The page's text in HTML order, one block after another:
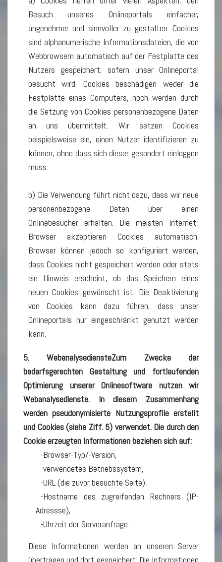
Besuch unseres Onlineportals einfacher,
angenehmer und sinnvoller zu gestalten. Cookies
sind alphanumerische Informationsdateien, die von
Webbrowsern automatisch auf der Festplatte des
Nutzers gespeichert, sofern unser Onlineportal
besucht wird. Cookies beschädigen weder die
Festplatte eines Computers, noch werden durch
die Setzung von Cookies personenbezogene Daten
an uns übermittelt. Wir setzen Cookies
beispielsweise ein, einen Nutzer identifizieren zu
können, ohne dass sich dieser gesondert einloggen
muss.
b) Die Verwendung führt nicht dazu, dass wir neue
personenbezogene Daten über einen
Onlinebesucher erhalten. Die meisten Internet-
Browser akzeptieren Cookies automatisch.
Browser können jedoch so konfiguriert werden,
dass Cookies nicht gespeichert werden oder stets
ein Hinweis erscheint, ob das Speichern eines
neuen Cookies gewünscht ist. Die Deaktivierung
von Cookies kann dazu führen, dass unser
Onlineportals nur eingeschränkt genutzt werden
kann.
5. WebanalysediensteZum Zwecke der
bedarfsgerechten Gestaltung und fortlaufenden
Optimierung unserer Onlinesoftware nutzen wir
Webanalysedienste. In diesem Zusammenhang
werden pseudonymisierte Nutzungsprofile erstellt
und Cookies (siehe Ziff. 5) verwendet. Die durch den
Cookie erzeugten Informationen beziehen sich auf:
Browser-Typ/-Version,
verwendetes Betriebssystem,
URL (die zuvor besuchte Seite),
Hostname des zugreifenden Rechners (IP-
Adressse),
Uhrzeit der Serveranfrage.
Diese Informationen werden an unseren Server
übertragen und dort gespeichert. Die Informationen